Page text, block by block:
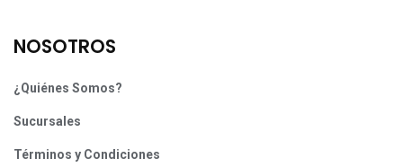
NOSOTROS
¿Quiénes Somos?
Sucursales
Términos y Condiciones